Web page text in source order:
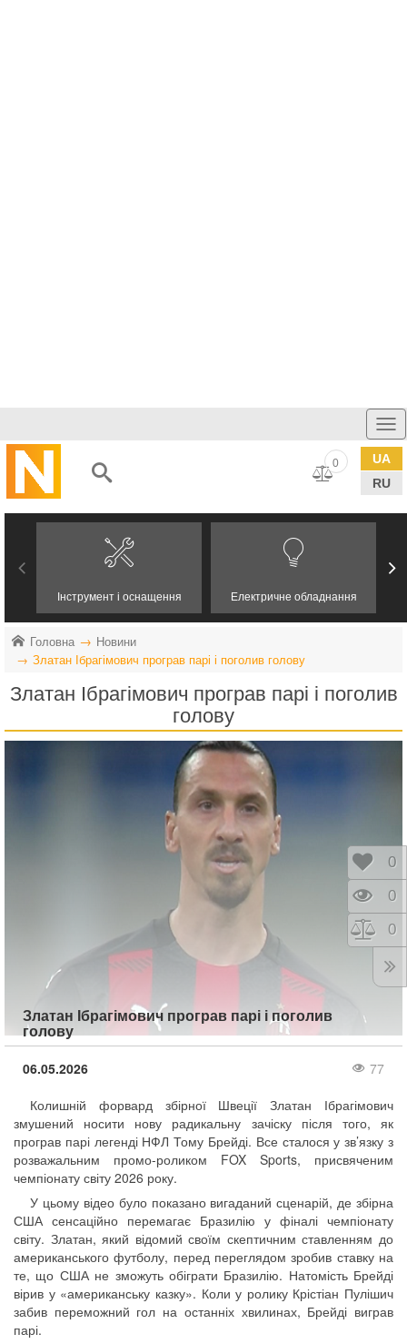
UA
RU
0
Інструмент і оснащення Електричне обладнання
Головна
Новини
Златан Ібрагімович програв парі і поголив голову
Златан Ібрагімович програв парі і поголив
голову
Златан Ібрагімович програв парі і поголив
голову
06.05.2026
77
Колишній форвард збірної Швеції Златан Ібрагімович
змушений носити нову радикальну зачіску після того, як
програв парі легенді НФЛ Тому Брейді. Все сталося у зв’язку з
розважальним промо-роликом FOX Sports, присвяченим
чемпіонату світу 2026 року.
У цьому відео було показано вигаданий сценарій, де збірна
США сенсаційно перемагає Бразилію у фіналі чемпіонату
світу. Златан, який відомий своїм скептичним ставленням до
американського футболу, перед переглядом зробив ставку на
те, що США не зможуть обіграти Бразилію. Натомість Брейді
вірив у «американську казку». Коли у ролику Крістіан Пулішич
забив переможний гол на останніх хвилинах, Брейді виграв
парі.
0
0
0